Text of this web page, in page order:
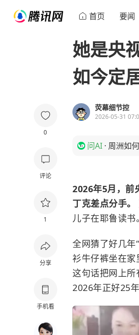
首页 要闻
0
评论
1
分享
手机看
她是央
如今定
荧幕细节控
2026-05-31
问AI · 周洲如
2026年5月，前
丁克差点分手。
儿子在耶鲁读书。
全网猜了好几年
衫牛仔裤坐在家
这句话把网上
2026年正好25年